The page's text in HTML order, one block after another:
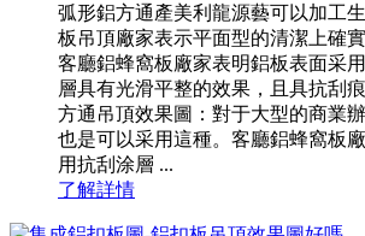
弧形鋁方通產美利龍源藝可以加工
板吊頂廠家表示平面型的清潔上確
客廳鋁蜂窩板廠家表明鋁板表面采
層具有光滑平整的效果，且具抗刮
方通吊頂效果圖：對于大型的商業
也是可以采用這種。客廳鋁蜂窩板
用抗刮涂層 ...
了解詳情